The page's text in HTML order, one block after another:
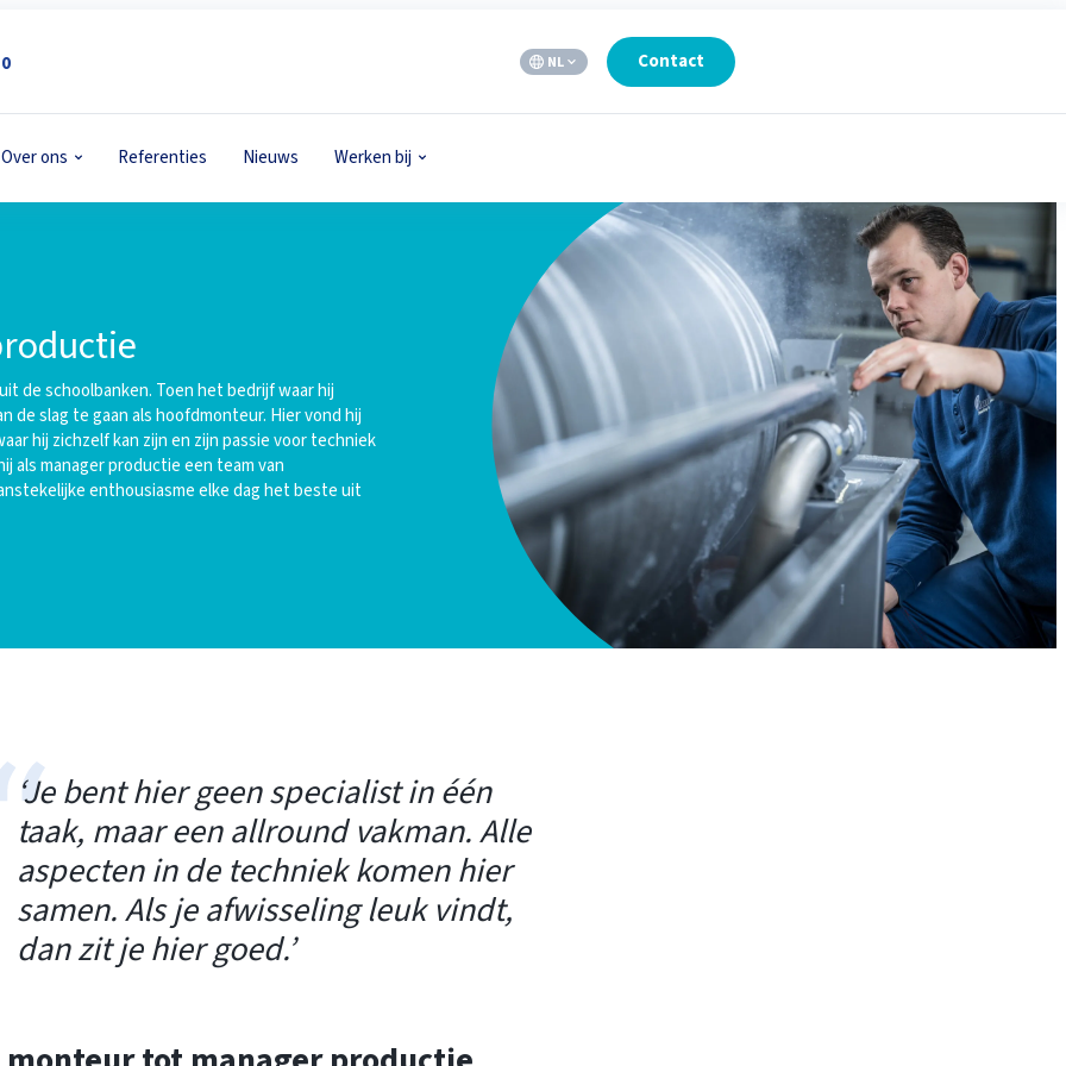
NL Contact
Over ons Referenties Nieuws Werken bij
de schoolbanken. Toen het bedrijf waar hij
de slag te gaan als hoofdmonteur. Hier vond hij
hij zichzelf kan zijn en zijn passie voor techniek
als manager productie een team van
enthousiasme elke dag het beste uit
‘Je bent hier geen specialist in één
taak, maar een allround vakman. Alle
aspecten in de techniek komen hier
samen. Als je afwisseling leuk vindt,
dan zit je hier goed.’